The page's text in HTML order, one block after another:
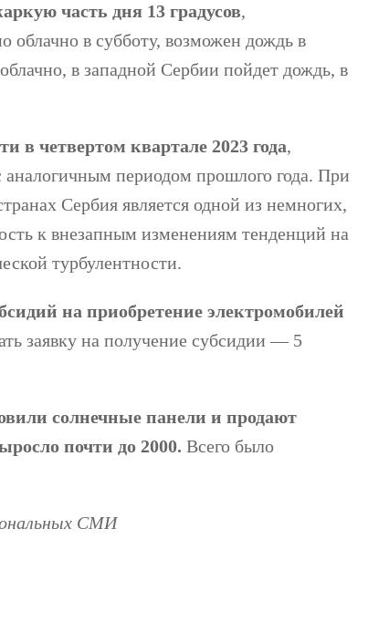
часть дня 13 градусов,
облачно в субботу, возможен дождь в
в западной Сербии пойдет дождь, в
четвертом квартале 2023 года,
периодом прошлого года. При
Сербия является одной из немногих,
к внезапным изменениям тенденций на
турбулентности.
на приобретение электромобилей
заявку на получение субсидии — 5
солнечные панели и продают
почти до 2000. Всего было
СМИ